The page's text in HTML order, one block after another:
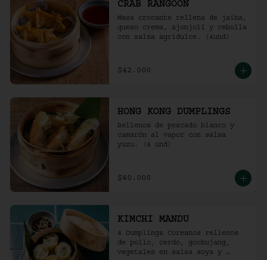
CRAB RANGOON
Masa crocante rellena de jaiba,
queso crema, ajonjolí y cebolla
con salsa agridulce. (4und)
$42.000
HONG KONG DUMPLINGS
Rellenos de pescado blanco y
camarón al vapor con salsa
yuzu. (4 und)
$40.000
KIMCHI MANDU
4 Dumplings Coreanos rellenos
de pollo, cerdo, gochujang,
vegetales en salsa soya y